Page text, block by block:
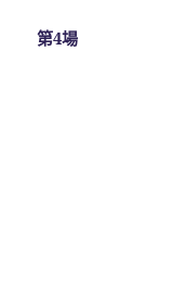
第4場